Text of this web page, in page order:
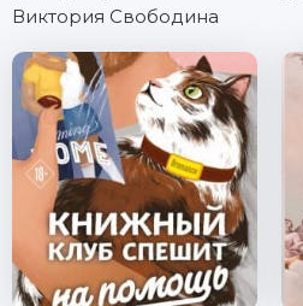
Виктория Свободина